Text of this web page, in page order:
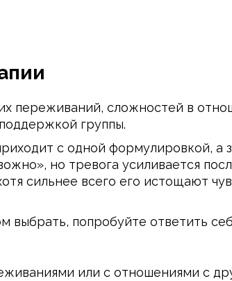
переживаний, сложностей в
группы.
с одной формулировкой, а
но тревога усиливается
сильнее всего его истощают
попробуйте ответить
или с отношениями с